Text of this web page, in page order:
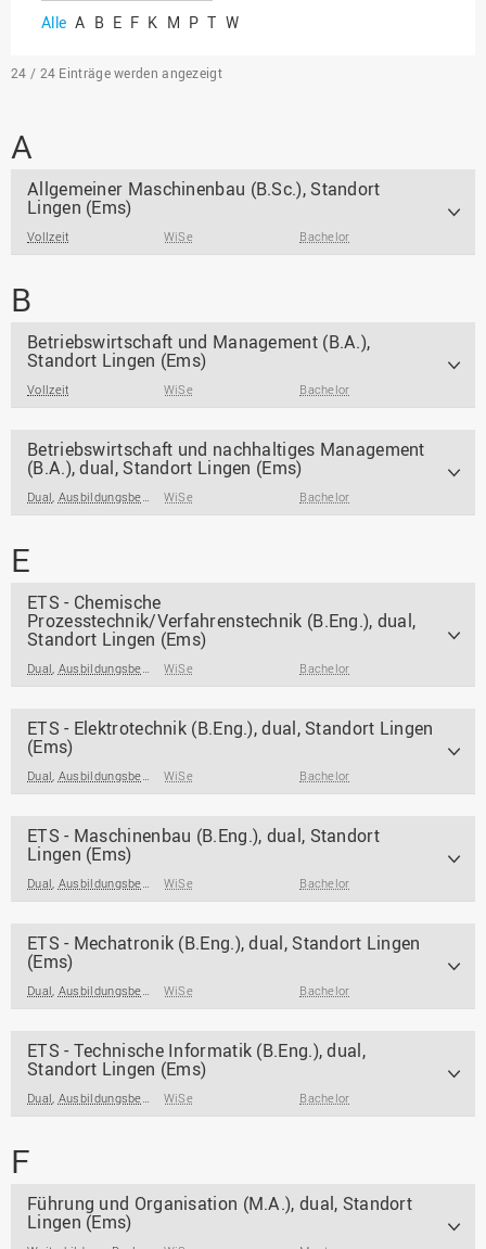
Alle A B E F K M P T W
24 / 24 Einträge werden angezeigt
A
Allgemeiner Maschinenbau (B.Sc.), Standort
Lingen (Ems)
Vollzeit WiSe Bachelor
B
Betriebswirtschaft und Management (B.A.),
Standort Lingen (Ems)
Vollzeit WiSe Bachelor
Betriebswirtschaft und nachhaltiges Management
(B.A.), dual, Standort Lingen (Ems)
Dual, Ausbildungsbegleitend/ Ausbildungsintegrierend ,Praxisintegrierend
WiSe Bachelor
E
ETS - Chemische
Prozesstechnik/Verfahrenstechnik (B.Eng.), dual,
Standort Lingen (Ems)
Dual, Ausbildungsbegleitend/ Ausbildungsintegrierend ,Praxisintegrierend
WiSe Bachelor
ETS - Elektrotechnik (B.Eng.), dual, Standort Lingen
(Ems)
Dual, Ausbildungsbegleitend/ Ausbildungsintegrierend ,Praxisintegrierend
WiSe Bachelor
ETS - Maschinenbau (B.Eng.), dual, Standort
Lingen (Ems)
Dual, Ausbildungsbegleitend/ Ausbildungsintegrierend ,Praxisintegrierend
WiSe Bachelor
ETS - Mechatronik (B.Eng.), dual, Standort Lingen
(Ems)
Dual, Ausbildungsbegleitend/ Ausbildungsintegrierend ,Praxisintegrierend
WiSe Bachelor
ETS - Technische Informatik (B.Eng.), dual,
Standort Lingen (Ems)
Dual, Ausbildungsbegleitend/ Ausbildungsintegrierend ,Praxisintegrierend
WiSe Bachelor
F
Führung und Organisation (M.A.), dual, Standort
Lingen (Ems)